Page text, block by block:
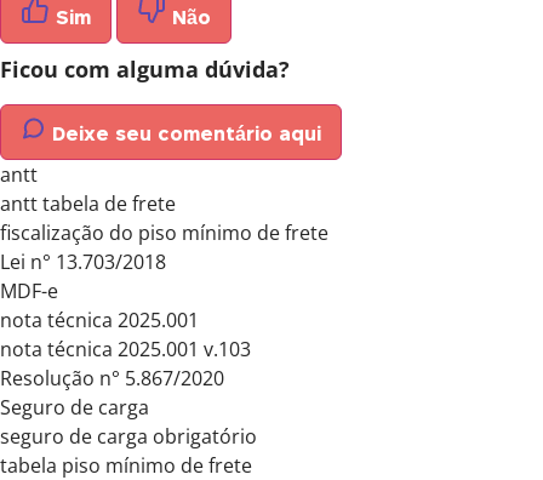
Sim Não
Ficou com alguma dúvida?
Deixe seu comentário aqui
antt
antt tabela de frete
fiscalização do piso mínimo de frete
Lei n° 13.703/2018
MDF-e
nota técnica 2025.001
nota técnica 2025.001 v.103
Resolução n° 5.867/2020
Seguro de carga
seguro de carga obrigatório
tabela piso mínimo de frete